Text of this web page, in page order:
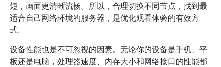
短，画面更清晰流畅。所以，合理切换不同节点，找到最
适合自己网络环境的服务器，是优化观看体验的有效方
式。
设备性能也是不可忽视的因素。无论你的设备是手机、平
板还是电脑，处理器速度、内存大小和网络接口的性能都